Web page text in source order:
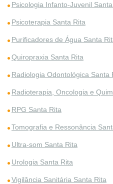
Psicologia Infanto-Juvenil
Psicoterapia Santa Rita
Purificadores de Água Santa
Quiropraxia Santa Rita
Radiologia Odontológica Santa
Radioterapia, Oncologia e
RPG Santa Rita
Tomografia e Ressonância
Ultra-som Santa Rita
Urologia Santa Rita
Vigilância Sanitária Santa Rita